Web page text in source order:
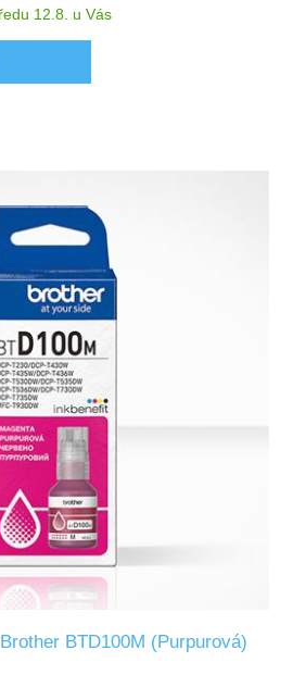
12.8. u Vás
BTD100M (Purpurová)